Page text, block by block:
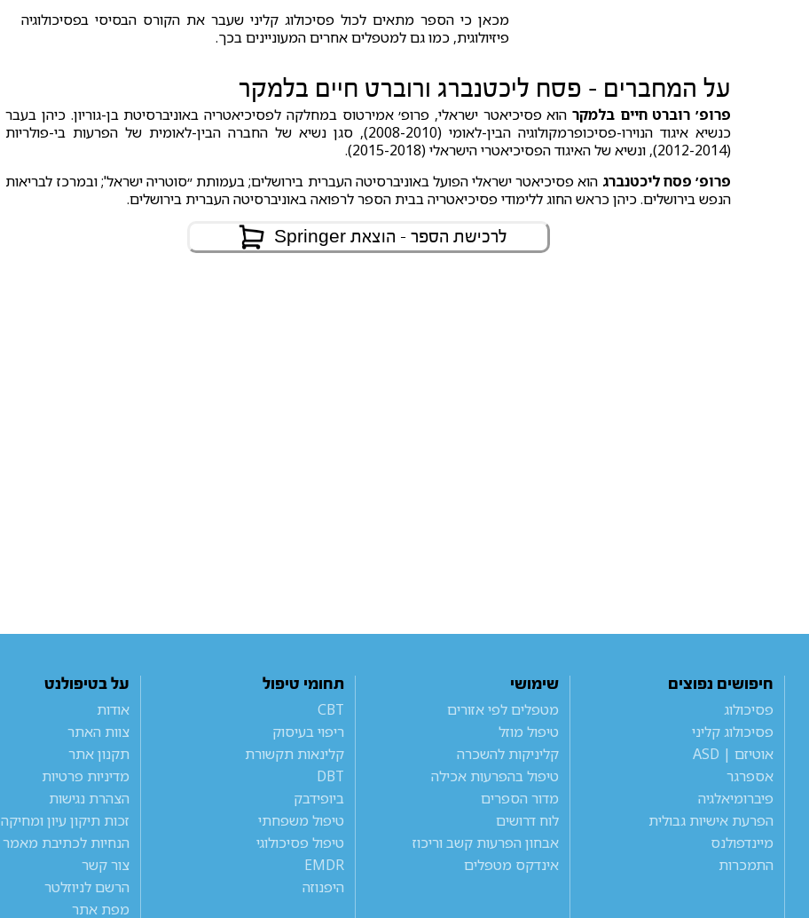
מכאן כי הספר מתאים לכול פסיכולוג קליני שעבר את הקורס הבסיסי בפסיכולוגיה
פיזיולוגית, כמו גם למטפלים אחרים המעוניינים בכך.
על המחברים - פסח ליכטנברג ורוברט חיים בלמקר
פרופ׳ רוברט חיים בלמקר הוא פסיכיאטר ישראלי, פרופ׳ אמירטוס במחלקה לפסיכיאטריה באוניברסיטת בן-גוריון. כיהן בעבר
כנשיא איגוד הנוירו-פסיכופרמקולוגיה הבין-לאומי (2008-2010), סגן נשיא של החברה הבין-לאומית של הפרעות בי-פולריות
(2012-2014), ונשיא של האיגוד הפסיכיאטרי הישראלי (2015-2018).
פרופ׳ פסח ליכטנברג הוא פסיכיאטר ישראלי הפועל באוניברסיטה העברית בירושלים; בעמותת ״סוטריה ישראל'; ובמרכז לבריאות
הנפש בירושלים. כיהן כראש החוג ללימודי פסיכיאטריה בבית הספר לרפואה באוניברסיטה העברית בירושלים.
לרכישת הספר - הוצאת Springer
חיפושים נפוצים
פסיכולוג
פסיכולוג קליני
אוטיזם | ASD
אספרגר
פיברומיאלגיה
הפרעת אישיות גבולית
מיינדפולנס
התמכרות
שימושי
מטפלים לפי אזורים
טיפול מוזל
קליניקות להשכרה
טיפול בהפרעות אכילה
מדור הספרים
לוח דרושים
אבחון הפרעות קשב וריכוז
אינדקס מטפלים
תחומי טיפול
CBT
ריפוי בעיסוק
קלינאות תקשורת
DBT
ביופידבק
טיפול משפחתי
טיפול פסיכולוגי
EMDR
היפנוזה
על בטיפולנט
אודות
צוות האתר
תקנון אתר
מדיניות פרטיות
הצהרת נגישות
זכות תיקון עיון ומחיקה
הנחיות לכתיבת מאמר
צור קשר
הרשם לניוזלטר
מפת אתר